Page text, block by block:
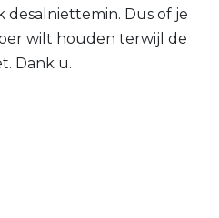
desalniettemin. Dus of je
wilt houden terwijl de
Dank u.